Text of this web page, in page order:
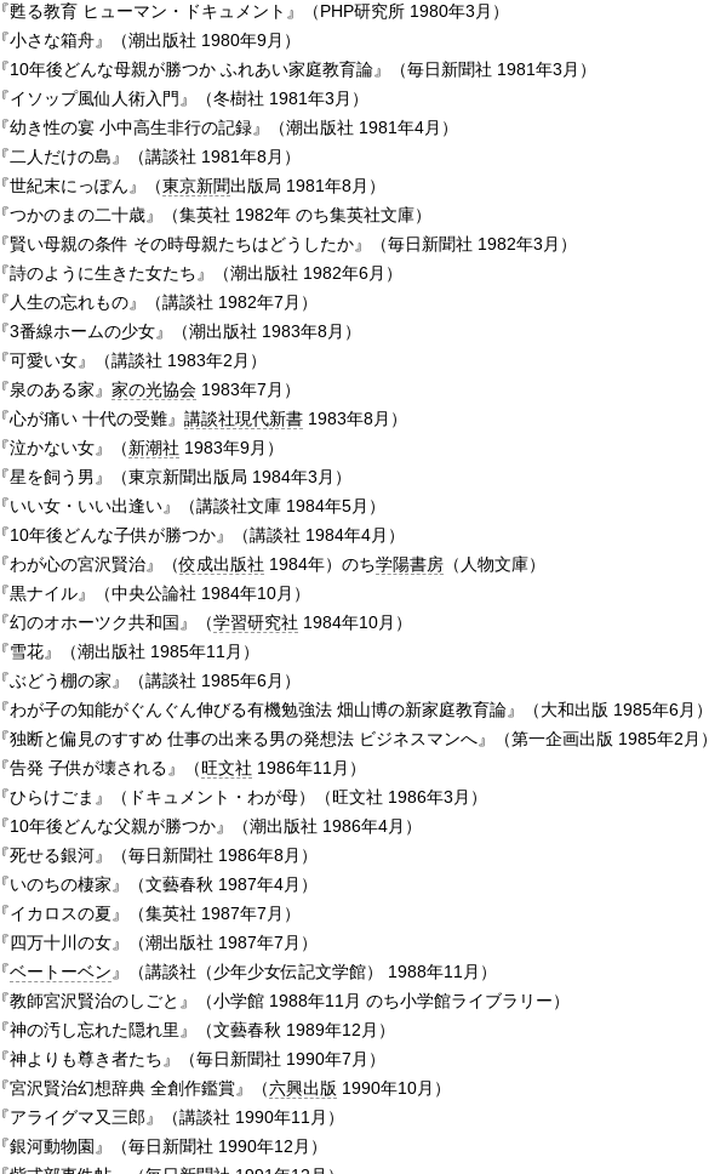
『甦る教育 ヒューマン・ドキュメント』（PHP研究所 1980年3月）
『小さな箱舟』（潮出版社 1980年9月）
『10年後どんな母親が勝つか ふれあい家庭教育論』（毎日新聞社 1981年3月）
『イソップ風仙人術入門』（冬樹社 1981年3月）
『幼き性の宴 小中高生非行の記録』（潮出版社 1981年4月）
『二人だけの島』（講談社 1981年8月）
『世紀末にっぽん』（東京新聞出版局 1981年8月）
『つかのまの二十歳』（集英社 1982年 のち集英社文庫）
『賢い母親の条件 その時母親たちはどうしたか』（毎日新聞社 1982年3月）
『詩のように生きた女たち』（潮出版社 1982年6月）
『人生の忘れもの』（講談社 1982年7月）
『3番線ホームの少女』（潮出版社 1983年8月）
『可愛い女』（講談社 1983年2月）
『泉のある家』 家の光協会1983年7月）
『心が痛い 十代の受難』 講談社現代新書1983年8月）
『泣かない女』（新潮社 1983年9月）
『星を飼う男』（東京新聞出版局 1984年3月）
『いい女・いい出逢い』（講談社文庫 1984年5月）
『10年後どんな子供が勝つか』（講談社 1984年4月）
『わが心の宮沢賢治』（佼成出版社 1984年）のち学陽書房（人物文庫）
『黒ナイル』（中央公論社 1984年10月）
『幻のオホーツク共和国』（学習研究社 1984年10月）
『雪花』（潮出版社 1985年11月）
『ぶどう棚の家』（講談社 1985年6月）
『わが子の知能がぐんぐん伸びる有機勉強法 畑山博の新家庭教育論』（大和出版 1985年6月）
『独断と偏見のすすめ 仕事の出来る男の発想法 ビジネスマンへ』（第一企画出版 1985年2月）
『告発 子供が壊される』（旺文社 1986年11月）
『ひらけごま』（ドキュメント・わが母）（旺文社 1986年3月）
『10年後どんな父親が勝つか』（潮出版社 1986年4月）
『死せる銀河』（毎日新聞社 1986年8月）
『いのちの棲家』（文藝春秋 1987年4月）
『イカロスの夏』（集英社 1987年7月）
『四万十川の女』（潮出版社 1987年7月）
『ベートーベン 』（講談社（少年少女伝記文学館） 1988年11月）
『教師宮沢賢治のしごと』（小学館 1988年11月 のち小学館ライブラリー）
『神の汚し忘れた隠れ里』（文藝春秋 1989年12月）
『神よりも尊き者たち』（毎日新聞社 1990年7月）
『宮沢賢治幻想辞典 全創作鑑賞』（六興出版 1990年10月）
『アライグマ又三郎』（講談社 1990年11月）
『銀河動物園』（毎日新聞社 1990年12月）